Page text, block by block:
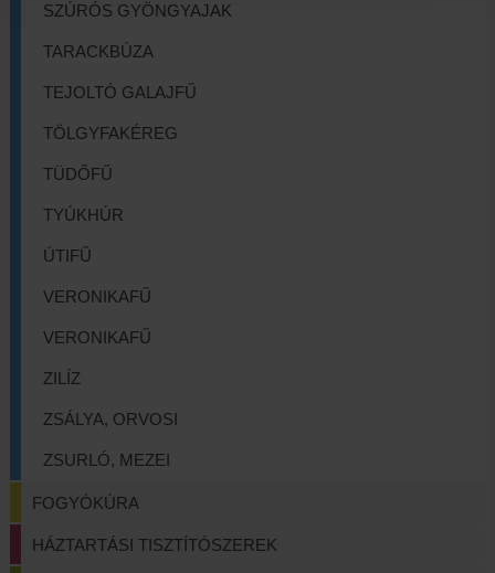
SZÚRÓS GYÖNGYAJAK
TARACKBÚZA
TEJOLTÓ GALAJFŰ
TÖLGYFAKÉREG
TÜDŐFŰ
TYÚKHÚR
ÚTIFŰ
VERONIKAFŰ
VERONIKAFŰ
ZILÍZ
ZSÁLYA, ORVOSI
ZSURLÓ, MEZEI
FOGYÓKÚRA
HÁZTARTÁSI TISZTÍTÓSZEREK